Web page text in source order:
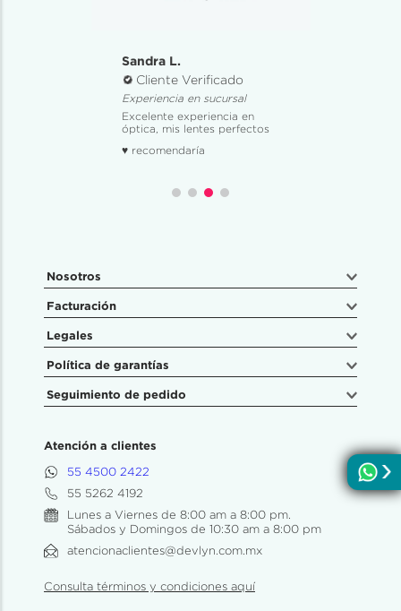
Sandra L.
Cliente Verificado
Experiencia en sucursal
Excelente experiencia en
óptica, mis lentes perfectos
♥ recomendaría
Nosotros
Facturación
Legales
Política de garantías
Seguimiento de pedido
Atención a clientes
55 4500 2422
55 5262 4192
Lunes a Viernes de 8:00 am a 8:00 pm.
Sábados y Domingos de 10:30 am a 8:00 pm
atencionaclientes@devlyn.com.mx
Consulta términos y condiciones aquí